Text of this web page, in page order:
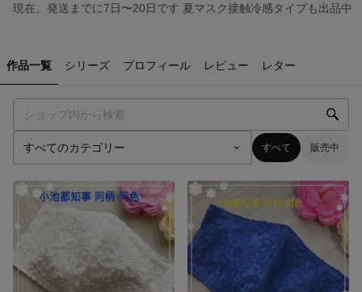
現在、発送までに7日〜20日です 夏マスク接触冷感タイプも出品中
作品一覧 シリーズ プロフィール レビュー レター
すべて 販売中